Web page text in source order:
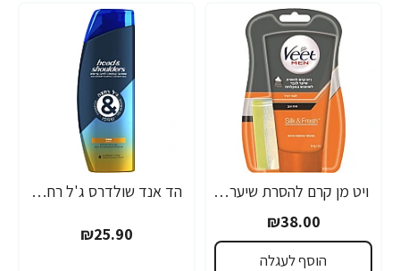
ויט מן קרם להסרת שיער לגבר לשימוש במקלחת 150 מ"ל - מבית Veet
₪38.00
הוסף לעגלה
הד אנד שולדרס ג'ל רחצה ושמפו ספורט 360 מ"ל - מבית Head & Shoulders
₪25.90